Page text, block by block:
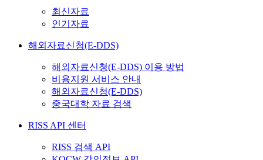
최신자료
인기자료
해외자료신청(E-DDS)
해외자료신청(E-DDS) 이용 방법
비용지원 서비스 안내
해외자료신청(E-DDS)
중국대학 자료 검색
RISS API 센터
RISS 검색 API